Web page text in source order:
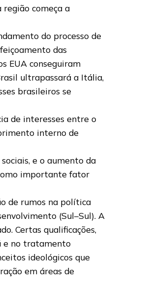
região começa a
do processo de
das
EUA conseguiram
ultrapassará a Itália,
brasileiros se
de interesses entre o
interno de
e o aumento da
importante fator
de rumos na política
(Sul–Sul). A
Certas qualificações,
e no tratamento
ideológicos que
em áreas de